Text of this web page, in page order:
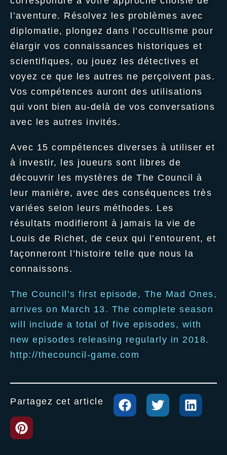
l’aventure. Résolvez les problèmes avec
diplomatie, plongez dans l’occultisme pour
élargir vos connaissances historiques et
scientifiques, ou jouez les détectives et
voyez ce que les autres ne perçoivent pas.
Vos compétences auront des utilisations
qui vont bien au-delà de vos conversations
avec les autres invités.
Avec 15 compétences diverses à utiliser et
à investir, les joueurs sont libres de
découvrir les mystères de The Council à
leur manière, avec des conséquences très
variées selon leurs méthodes. Les
résultats modifieront à jamais la vie de
Louis de Richet, de ceux qui l’entourent, et
façonneront l’histoire telle que nous la
connaissons.
The Council’s first episode, The Mad Ones,
arrives on March 13. The complete season
will include a total of five episodes, with
new episodes releasing regularly in 2018.
http://thecouncil-game.com
Partagez cet article